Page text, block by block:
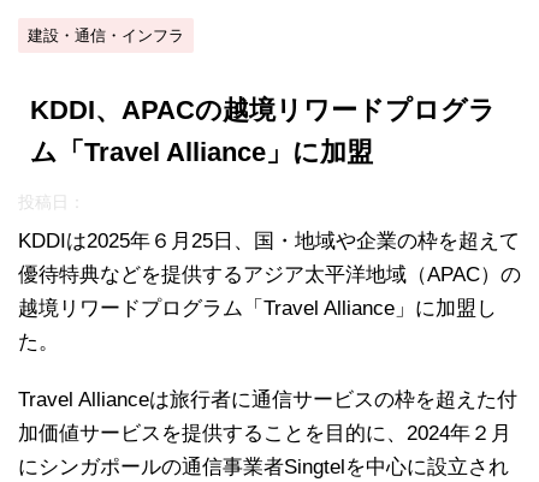
建設・通信・インフラ
KDDI、APACの越境リワードプログラ
ム「Travel Alliance」に加盟
投稿日：
KDDIは2025年６月25日、国・地域や企業の枠を超えて
優待特典などを提供するアジア太平洋地域（APAC）の
越境リワードプログラム「Travel Alliance」に加盟し
た。
Travel Allianceは旅行者に通信サービスの枠を超えた付
加価値サービスを提供することを目的に、2024年２月
にシンガポールの通信事業者Singtelを中心に設立され